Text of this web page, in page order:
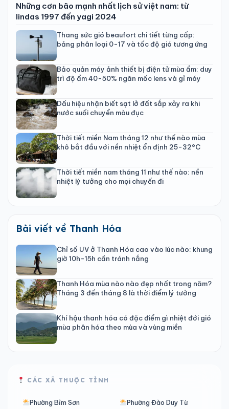
Những cơn bão mạnh nhất lịch sử việt nam: từ
lindas 1997 đến yagi 2024
Thang sức gió beaufort chi tiết từng cấp:
bảng phân loại 0-17 và tốc độ gió tương ứng
Bảo quản máy ảnh thiết bị điện tử mùa ẩm: duy
trì độ ẩm 40-50% ngăn mốc lens và gỉ máy
Dấu hiệu nhận biết sạt lở đất sắp xảy ra khi
nước suối chuyển màu đục
Thời tiết miền Nam tháng 12 như thế nào mùa
khô bắt đầu với nền nhiệt ổn định 25-32°C
Thời tiết miền nam tháng 11 như thế nào: nền
nhiệt lý tưởng cho mọi chuyến đi
Bài viết về Thanh Hóa
Chỉ số UV ở Thanh Hóa cao vào lúc nào: khung
giờ 10h-15h cần tránh nắng
Thanh Hóa mùa nào nào đẹp nhất trong năm?
Tháng 3 đến tháng 8 là thời điểm lý tưởng
Khí hậu thanh hóa có đặc điểm gì nhiệt đới gió
mùa phân hóa theo mùa và vùng miền
CÁC XÃ THUỘC TỈNH
Phường Bỉm Sơn Phường Đào Duy Từ